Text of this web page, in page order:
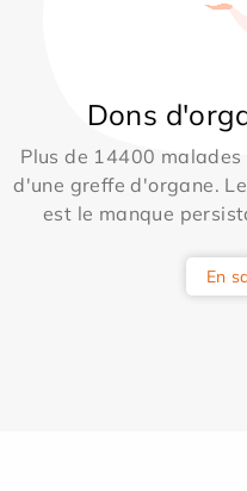
Dons
Plus de 14400
d'une greffe d'organe.
est le manque
En